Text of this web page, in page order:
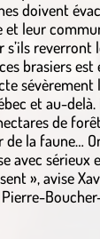
doivent
et leur
s’ils reverront
brasiers
sévèrement
et au-delà.
de
de la faune…
avec sérieux
», avise